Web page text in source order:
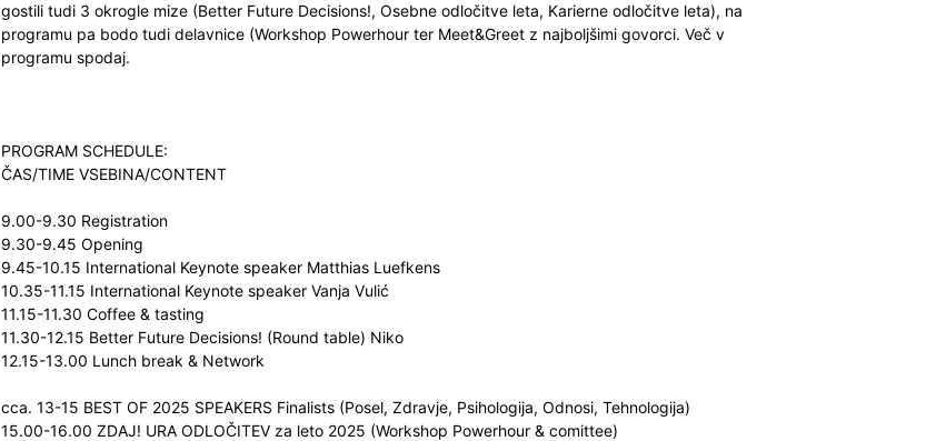
gostili tudi 3 okrogle mize (Better Future Decisions!, Osebne odločitve leta, Karierne odločitve leta), na
programu pa bodo tudi delavnice (Workshop Powerhour ter Meet&Greet z najboljšimi govorci. Več v
programu spodaj.
PROGRAM SCHEDULE:
ČAS/TIME VSEBINA/CONTENT
9.00-9.30 Registration
9.30-9.45 Opening
9.45-10.15 International Keynote speaker Matthias Luefkens
10.35-11.15 International Keynote speaker Vanja Vulić
11.15-11.30 Coffee & tasting
11.30-12.15 Better Future Decisions! (Round table) Niko
12.15-13.00 Lunch break & Network
cca. 13-15 BEST OF 2025 SPEAKERS Finalists (Posel, Zdravje, Psihologija, Odnosi, Tehnologija)
15.00-16.00 ZDAJ! URA ODLOČITEV za leto 2025 (Workshop Powerhour & comittee)